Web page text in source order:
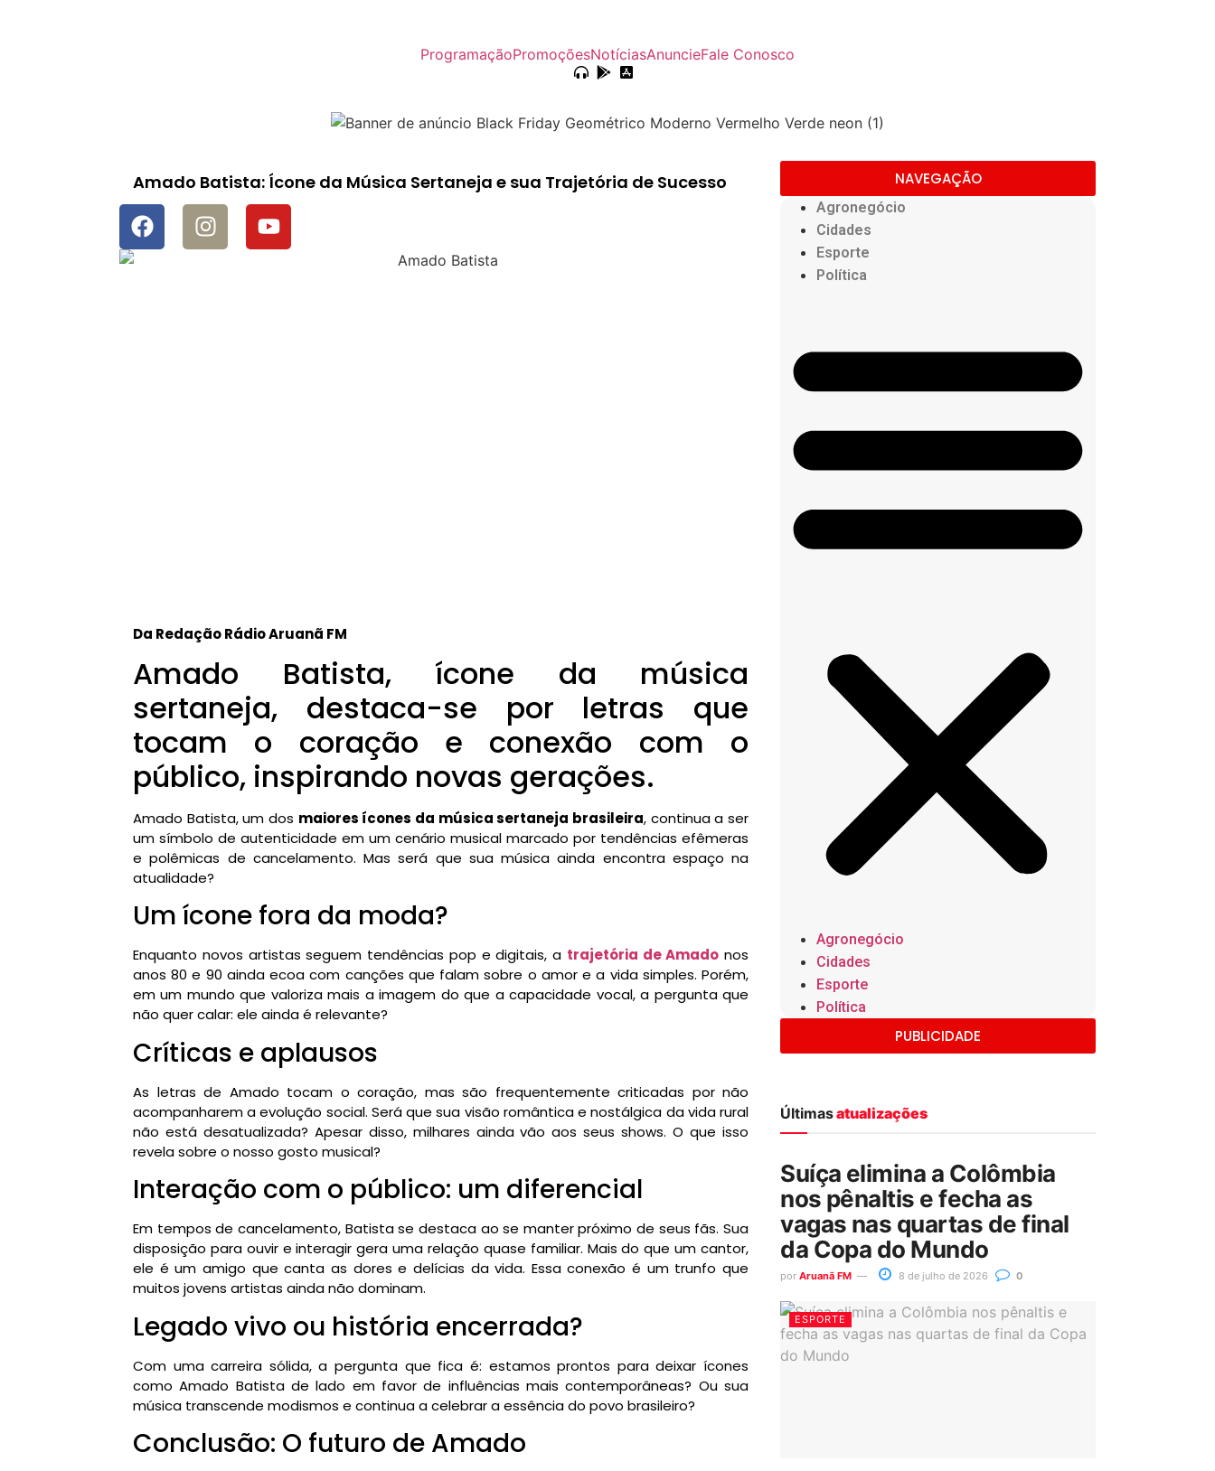
ProgramaçãoPromoçõesNotíciasAnuncieFale Conosco
Amado Batista: Ícone da Música Sertaneja e sua Trajetória de Sucesso
Da Redação Rádio Aruanã FM
Amado Batista, ícone da música
sertaneja, destaca-se por letras que
tocam o coração e conexão com o
público, inspirando novas gerações.
Amado Batista, um dos maiores ícones da música sertaneja brasileira, continua a ser
um símbolo de autenticidade em um cenário musical marcado por tendências efêmeras
e polêmicas de cancelamento. Mas será que sua música ainda encontra espaço na
atualidade?
Um ícone fora da moda?
Enquanto novos artistas seguem tendências pop e digitais, a trajetória de Amado nos
anos 80 e 90 ainda ecoa com canções que falam sobre o amor e a vida simples. Porém,
em um mundo que valoriza mais a imagem do que a capacidade vocal, a pergunta que
não quer calar: ele ainda é relevante?
Críticas e aplausos
As letras de Amado tocam o coração, mas são frequentemente criticadas por não
acompanharem a evolução social. Será que sua visão romântica e nostálgica da vida rural
não está desatualizada? Apesar disso, milhares ainda vão aos seus shows. O que isso
revela sobre o nosso gosto musical?
Interação com o público: um diferencial
Em tempos de cancelamento, Batista se destaca ao se manter próximo de seus fãs. Sua
disposição para ouvir e interagir gera uma relação quase familiar. Mais do que um cantor,
ele é um amigo que canta as dores e delícias da vida. Essa conexão é um trunfo que
muitos jovens artistas ainda não dominam.
Legado vivo ou história encerrada?
Com uma carreira sólida, a pergunta que fica é: estamos prontos para deixar ícones
como Amado Batista de lado em favor de influências mais contemporâneas? Ou sua
música transcende modismos e continua a celebrar a essência do povo brasileiro?
Conclusão: O futuro de Amado
NAVEGAÇÃO
Agronegócio
Cidades
Esporte
Política
Agronegócio
Cidades
Esporte
Política
PUBLICIDADE
Últimasatualizações
Suíça elimina a Colômbia
nos pênaltis e fecha as
vagas nas quartas de final
da Copa do Mundo
por Aruanã FM 8 de julho de 2026 0
ESPORTE